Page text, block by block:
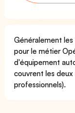
Généralement
pour le métier
d'équipement
couvrent les
professionnels).